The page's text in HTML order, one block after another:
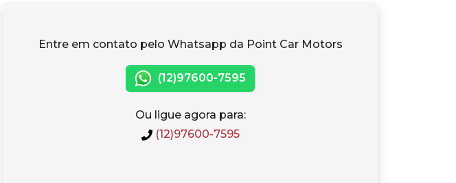
Entre em contato pelo Whatsapp da Point Car Motors
(12)97600-7595
Ou ligue agora para:
(12)97600-7595